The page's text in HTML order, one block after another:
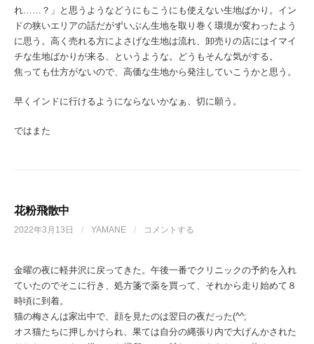
れ……？」と思うようなどうにもこうにも使えない生地ばかり。イン
ドの狭いエリアの話だがずいぶん生地を取り巻く環境が変わったよう
に思う。高く売れる方によさげな生地は流れ、卸売りの店にはイマイ
チな生地ばかりが来る、というような。どうもそんな気がする。
焦っても仕方がないので、高価な生地から発注していこうかと思う。
早くインドに行けるようにならないかなぁ、切に願う。
ではまた
花粉飛散中
2022年3月13日 / YAMANE / コメントする
金曜の夜に軽井沢に戻ってきた。午後一番でクリニックの予約を入れ
ていたのでそこに行き、処方箋で薬を買って、それから走り始めて８
時頃に到着。
猫の梅さんは家出中で、顔を見たのは翌日の夜だった(^^;
オス猫たちに押しかけられ、果ては自分の縄張り内で大げんかされた